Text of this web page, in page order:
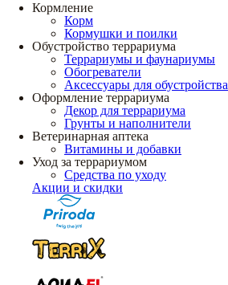
Кормление
Корм
Кормушки и поилки
Обустройство террариума
Террариумы и фаунариумы
Обогреватели
Аксессуары для обустройства
Оформление террариума
Декор для террариума
Грунты и наполнители
Ветеринарная аптека
Витамины и добавки
Уход за террариумом
Средства по уходу
Акции и скидки